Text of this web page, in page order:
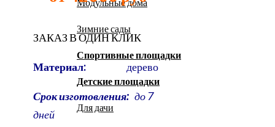
Зимние сады
Спортивные площадки
Детские площадки
Для дачи
ЗАКАЗ В ОДИН КЛИК
Материал: дерево
Срок изготовления: до 7
дней